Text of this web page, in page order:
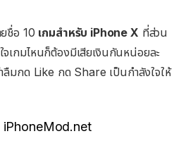
ชื่อ 10 เกมสำหรับ iPhone X ที่ส่วน
เกมไหนก็ต้องมีเสียเงินกันหน่อยละ
ลืมกด Like กด Share เป็นกำลังใจให้
iPhoneMod.net